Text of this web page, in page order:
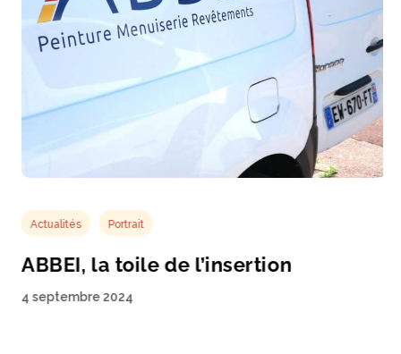
Actualités Portrait
ABBEI, la toile de l’insertion
4 septembre 2024